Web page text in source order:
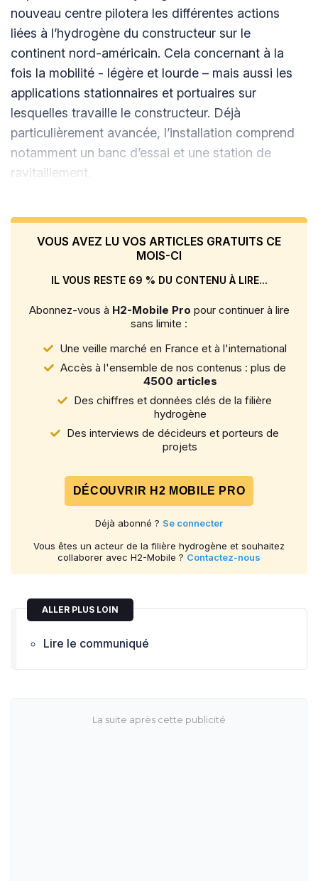
nouveau centre pilotera les différentes actions
liées à l’hydrogène du constructeur sur le
continent nord-américain. Cela concernant à la
fois la mobilité - légère et lourde – mais aussi les
applications stationnaires et portuaires sur
lesquelles travaille le constructeur. Déjà
particulièrement avancée, l’installation comprend
notamment un banc d’essai et une station de
ravitaillement.
VOUS AVEZ LU VOS ARTICLES GRATUITS CE
MOIS-CI
IL VOUS RESTE 69 % DU CONTENU À LIRE...
Abonnez-vous à H2-Mobile Pro pour continuer à lire
sans limite :
Une veille marché en France et à l'international
Accès à l'ensemble de nos contenus : plus de
4500 articles
Des chiffres et données clés de la filière
hydrogène
Des interviews de décideurs et porteurs de
projets
DÉCOUVRIR H2 MOBILE PRO
Déjà abonné ? Se connecter
Vous êtes un acteur de la filière hydrogène et souhaitez
collaborer avec H2-Mobile ? Contactez-nous
ALLER PLUS LOIN
Lire le communiqué